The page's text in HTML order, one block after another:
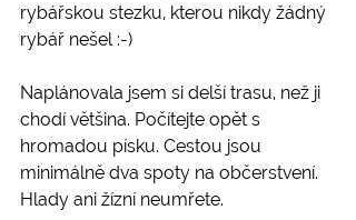
rybářskou stezku, kterou nikdy žádný
rybář nešel :-)
Naplánovala jsem si delší trasu, než ji
chodí většina. Počítejte opět s
hromadou písku. Cestou jsou
minimálně dva spoty na občerstvení.
Hlady ani žízní neumřete.